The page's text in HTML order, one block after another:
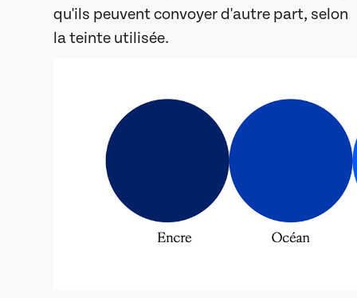
qu'ils peuvent convoyer d'autre part, selon
la teinte utilisée.